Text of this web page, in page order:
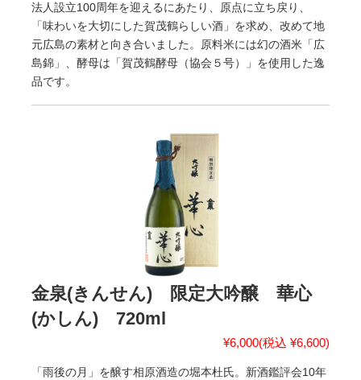
法人設立100周年を迎えるにあたり、原点に立ち戻り、
「味わいを大切にした賀茂鶴らしい酒」を求め、改めて地
元広島の素材と向き合いました。原料米には幻の酒米「広
島錦」、酵母は「賀茂鶴酵母（協会５号）」を使用した逸
品です。
金泉(きんせん) 限定大吟醸 華心
(かしん) 720ml
¥6,000(税込 ¥6,600)
「雨後の月」を醸す相原酒造の堀本杜氏。新酒鑑評会10年